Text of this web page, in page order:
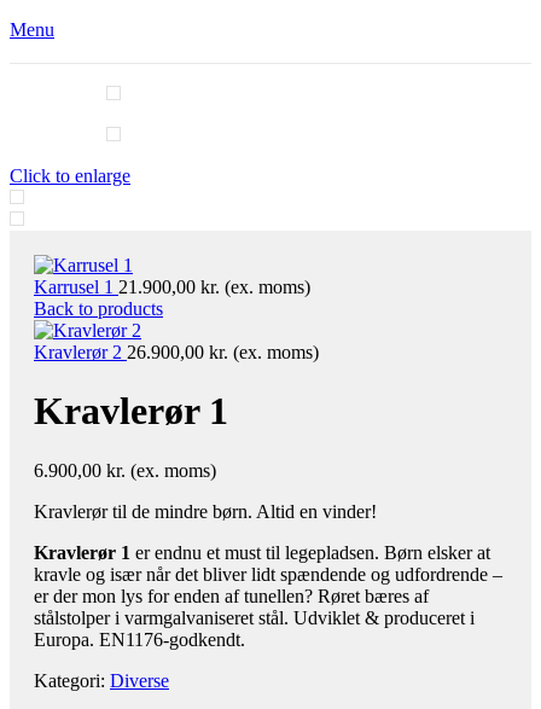
Menu
Click to enlarge
Karrusel 1 21.900,00 kr. (ex. moms)
Back to products
Kravlerør 2 26.900,00 kr. (ex. moms)
Kravlerør 1
6.900,00 kr. (ex. moms)
Kravlerør til de mindre børn. Altid en vinder!
Kravlerør 1 er endnu et must til legepladsen. Børn elsker at
kravle og især når det bliver lidt spændende og udfordrende –
er der mon lys for enden af tunellen? Røret bæres af
stålstolper i varmgalvaniseret stål. Udviklet & produceret i
Europa. EN1176-godkendt.
Kategori: Diverse